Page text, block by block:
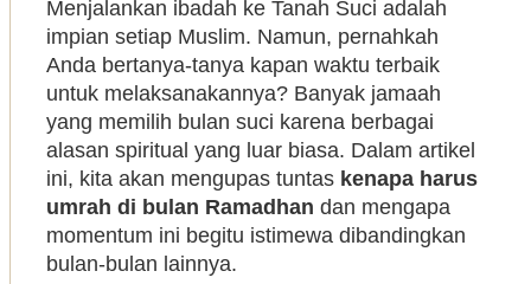
Menjalankan ibadah ke Tanah Suci adalah
impian setiap Muslim. Namun, pernahkah
Anda bertanya-tanya kapan waktu terbaik
untuk melaksanakannya? Banyak jamaah
yang memilih bulan suci karena berbagai
alasan spiritual yang luar biasa. Dalam artikel
ini, kita akan mengupas tuntas kenapa harus
umrah di bulan Ramadhan dan mengapa
momentum ini begitu istimewa dibandingkan
bulan-bulan lainnya.